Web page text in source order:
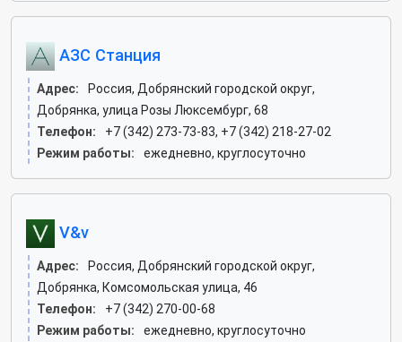
АЗС Станция
Адрес:
Россия, Добрянский городской округ,
Добрянка, улица Розы Люксембург, 68
Телефон:
+7 (342) 273-73-83, +7 (342) 218-27-02
Режим работы:
ежедневно, круглосуточно
V&v
Адрес:
Россия, Добрянский городской округ,
Добрянка, Комсомольская улица, 46
Телефон:
+7 (342) 270-00-68
Режим работы:
ежедневно, круглосуточно